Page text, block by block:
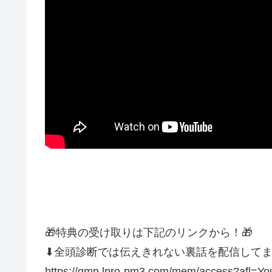
🎁特典の受け取りは下記のリンクから！🎁
⬇全頭診断では伝えきれない裏話を配信して